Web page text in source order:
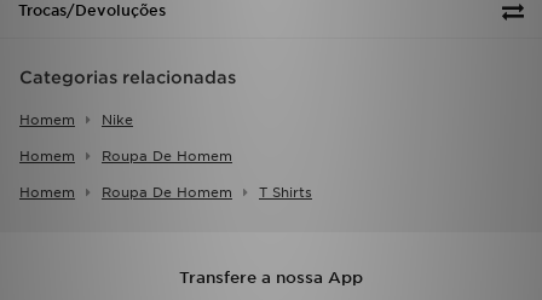
Trocas/Devoluções
Categorias relacionadas
Homem Nike
Homem Roupa De Homem
Homem Roupa De Homem T Shirts
Transfere a nossa App